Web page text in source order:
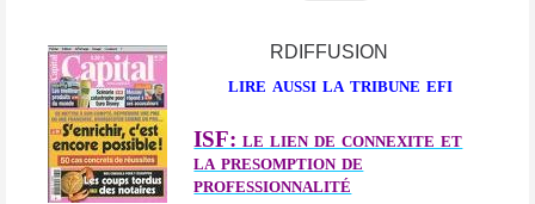
RDIFFUSION
lire aussi la tribune efi
ISF: le lien de connexite et
la presomption de
professionnalité